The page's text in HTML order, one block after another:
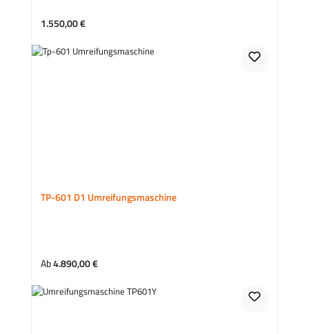
Regulärer Preis:
1.550,00 €
TP-601 D1 Umreifungsmaschine
Regulärer Preis:
Ab4.890,00 €